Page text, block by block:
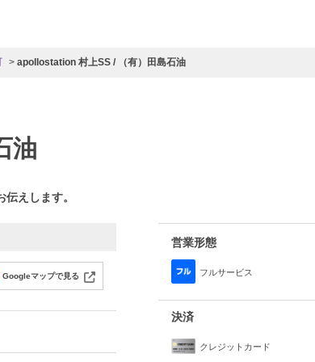
apollostation 村上SS / （有）田島石油
油
えします。
Googleマップで見る
営業形態
フルサービス
決済
クレジットカード